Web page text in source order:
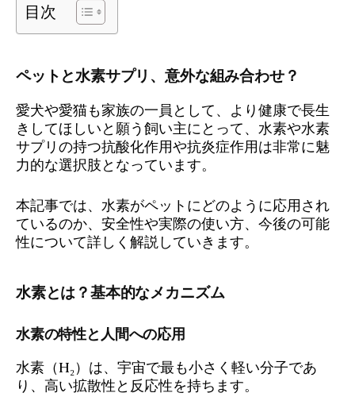
目次
ペットと水素サプリ、意外な組み合わせ？
愛犬や愛猫も家族の一員として、より健康で長生
きしてほしいと願う飼い主にとって、水素や水素
サプリの持つ抗酸化作用や抗炎症作用は非常に魅
力的な選択肢となっています。
本記事では、水素がペットにどのように応用され
ているのか、安全性や実際の使い方、今後の可能
性について詳しく解説していきます。
水素とは？基本的なメカニズム
水素の特性と人間への応用
水素（H₂）は、宇宙で最も小さく軽い分子であ
り、高い拡散性と反応性を持ちます。